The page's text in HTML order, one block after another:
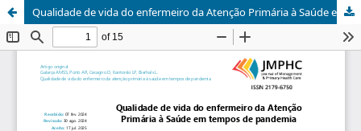
Qualidade de vida do enfermeiro da Atenção Primária à Saúde em tempos de pandemia